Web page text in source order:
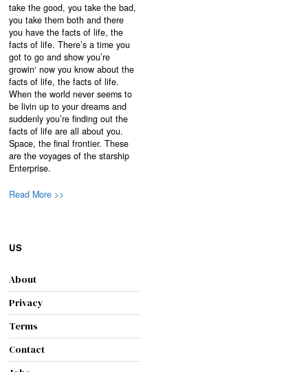
take the good, you take the bad,
you take them both and there
you have the facts of life, the
facts of life. There’s a time you
got to go and show you’re
growin‘ now you know about the
facts of life, the facts of life.
When the world never seems to
be livin up to your dreams and
suddenly you’re finding out the
facts of life are all about you.
Space, the final frontier. These
are the voyages of the starship
Enterprise.
Read More >>
US
About
Privacy
Terms
Contact